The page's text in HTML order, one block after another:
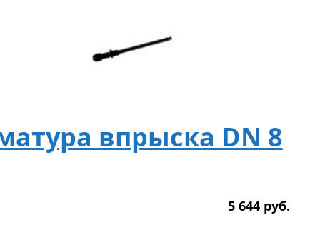
впрыска DN 8
5 644 руб.